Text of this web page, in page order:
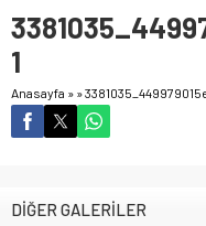
1
Anasayfa » »
DİĞER GALERİLER